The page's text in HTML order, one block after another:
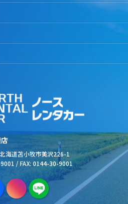
海道苫小牧市美沢226-1
/ FAX: 0144-30-9001